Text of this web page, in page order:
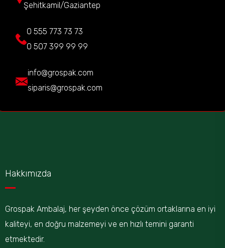
Şehitkamil/Gaziantep
0 555 773 73 73
0 507 399 99 99
info@grospak.com
siparis@grospak.com
Hakkımızda
Grospak Ambalaj, her şeyden önce çözüm ortaklarına en iyi
kaliteyi, en doğru malzemeyi ve en hızlı temini garanti
etmektedir.